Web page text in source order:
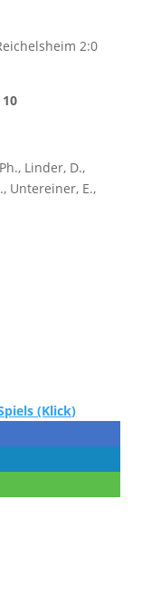
2:0
Linder, D.,
Untereiner, E.,
(Klick)